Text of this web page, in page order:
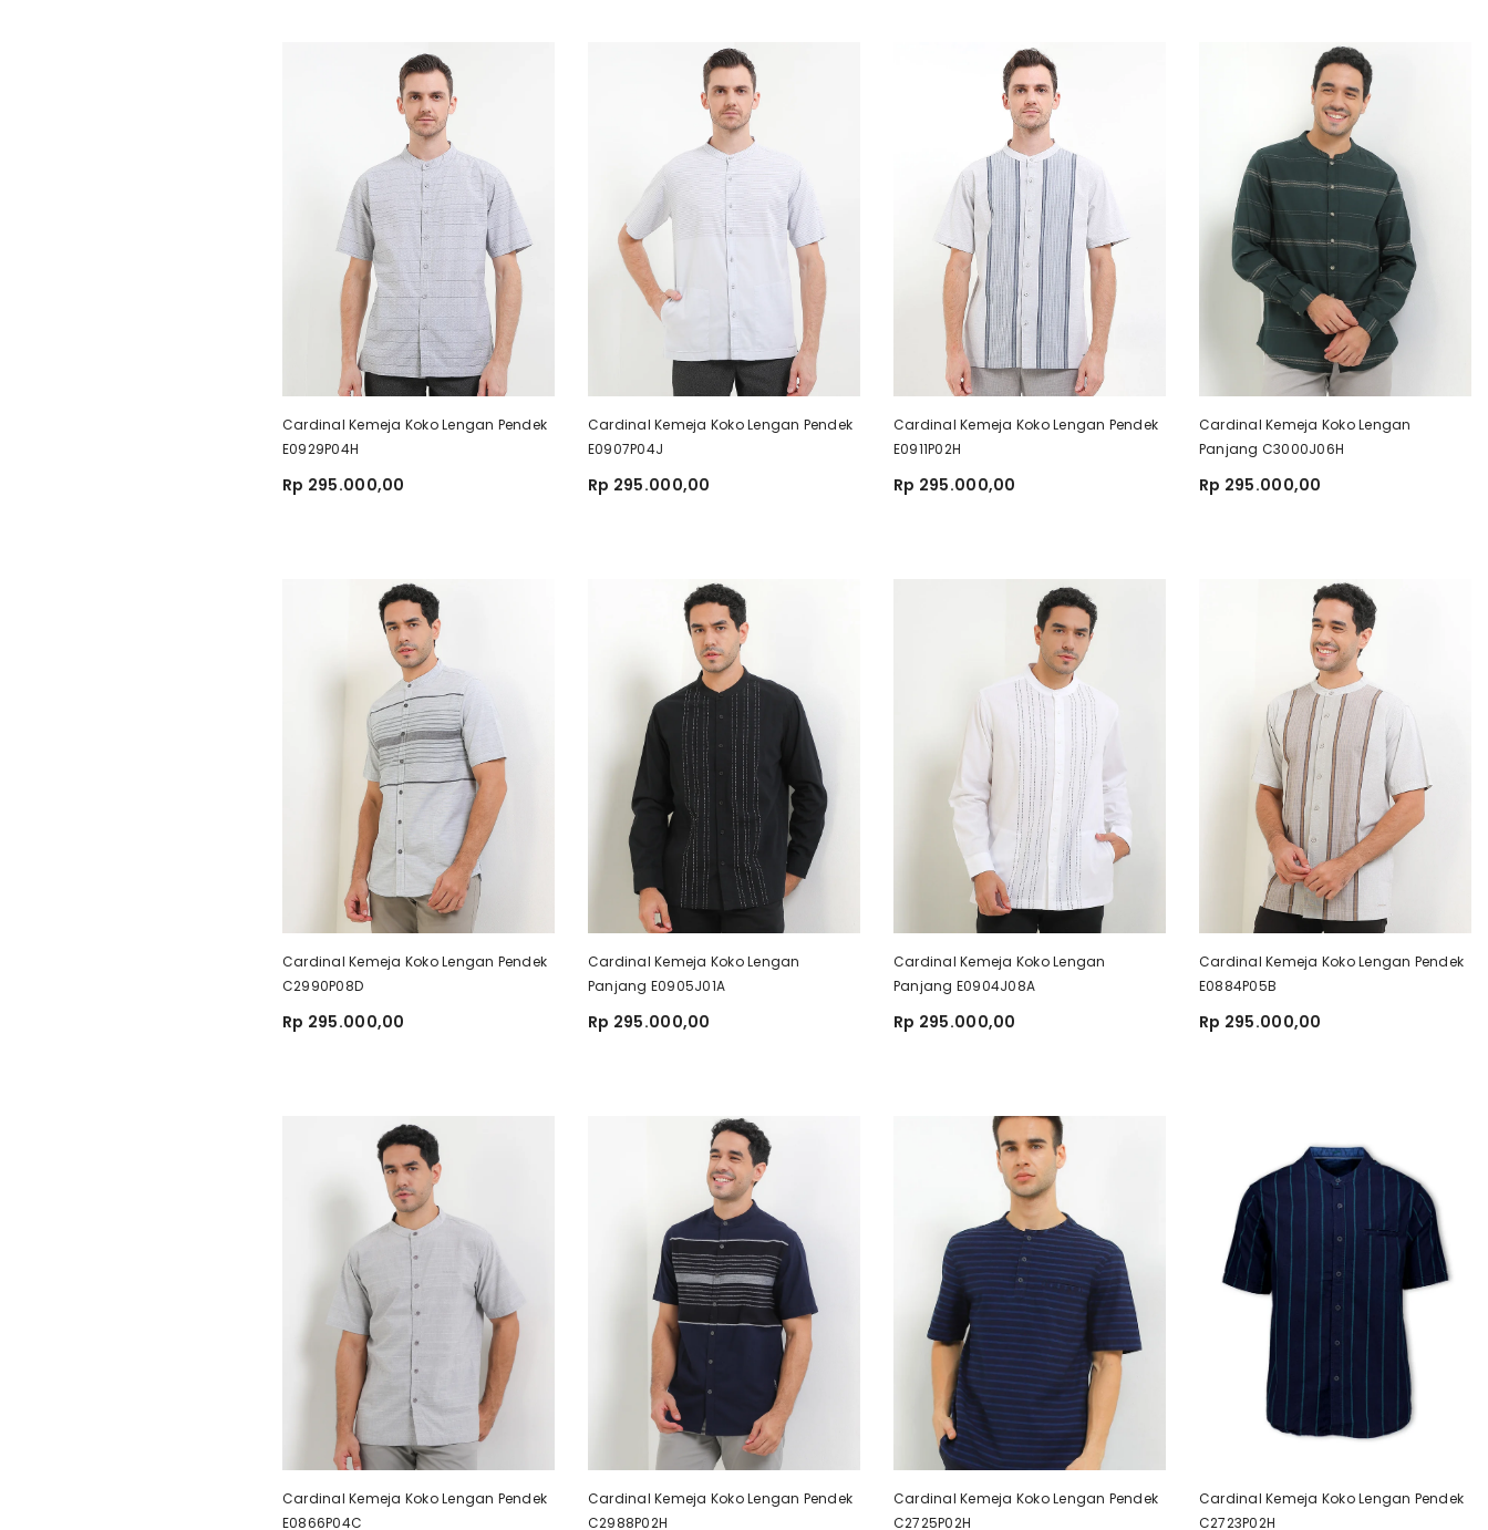
Cardinal Kemeja Koko Lengan Pendek
E0929P04H
Rp 295.000,00
Cardinal Kemeja Koko Lengan Pendek
E0907P04J
Rp 295.000,00
Cardinal Kemeja Koko Lengan Pendek
E0911P02H
Rp 295.000,00
Cardinal Kemeja Koko Lengan
Panjang C3000J06H
Rp 295.000,00
Cardinal Kemeja Koko Lengan Pendek
C2990P08D
Rp 295.000,00
Cardinal Kemeja Koko Lengan
Panjang E0905J01A
Rp 295.000,00
Cardinal Kemeja Koko Lengan
Panjang E0904J08A
Rp 295.000,00
Cardinal Kemeja Koko Lengan Pendek
E0884P05B
Rp 295.000,00
Cardinal Kemeja Koko Lengan Pendek
E0866P04C
Cardinal Kemeja Koko Lengan Pendek
C2988P02H
Cardinal Kemeja Koko Lengan Pendek
C2725P02H
Cardinal Kemeja Koko Lengan Pendek
C2723P02H